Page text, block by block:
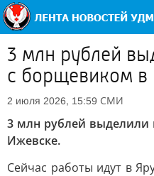
3 млн рублей
с борщевиком в
2 июля 2026, 15:59 СМИ
3 млн рублей выделили
Ижевске.
Сейчас работы идут в